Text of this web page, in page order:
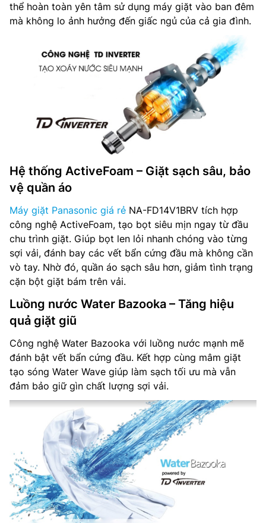
thể hoàn toàn yên tâm sử dụng máy giặt vào ban đêm
mà không lo ảnh hưởng đến giấc ngủ của cả gia đình.
Hệ thống ActiveFoam – Giặt sạch sâu, bảo
vệ quần áo
Máy giặt Panasonic giá rẻ NA-FD14V1BRV tích hợp
công nghệ ActiveFoam, tạo bọt siêu mịn ngay từ đầu
chu trình giặt. Giúp bọt len lỏi nhanh chóng vào từng
sợi vải, đánh bay các vết bẩn cứng đầu mà không cần
vò tay. Nhờ đó, quần áo sạch sâu hơn, giảm tình trạng
cặn bột giặt bám trên vải.
Luồng nước Water Bazooka – Tăng hiệu
quả giặt giũ
Công nghệ Water Bazooka với luồng nước mạnh mẽ
đánh bật vết bẩn cứng đầu. Kết hợp cùng mâm giặt
tạo sóng Water Wave giúp làm sạch tối ưu mà vẫn
đảm bảo giữ gìn chất lượng sợi vải.